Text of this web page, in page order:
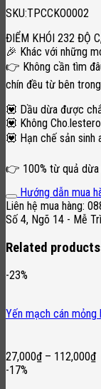
SKU:TPCCKO0002
ĐIỂM KHÓI 232 ĐỘ
️🎉 Khác với những
👉 Không cần tìm
chín đều từ bên
💟 Dầu dừa được
💟 Không
💟 Hạn chế sản sinh
👉 100% từ quả dừa
Hướng dẫn mua
Liên hệ mua hàng:
Số 4, Ngõ 14 - Mễ
Related products
-23%
Yến mạch cán
27,000₫– 112,000₫
-17%